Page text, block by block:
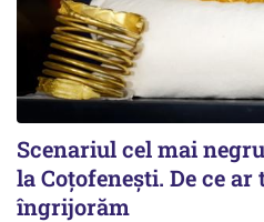
Scenariul cel mai
la Coțofenești. De ce ar
îngrijorăm